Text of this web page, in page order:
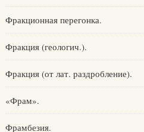
Фракционная перегонка.
Фракция (геологич.).
Фракция (от лат. раздробление).
«Фрам».
Фрамбезия.